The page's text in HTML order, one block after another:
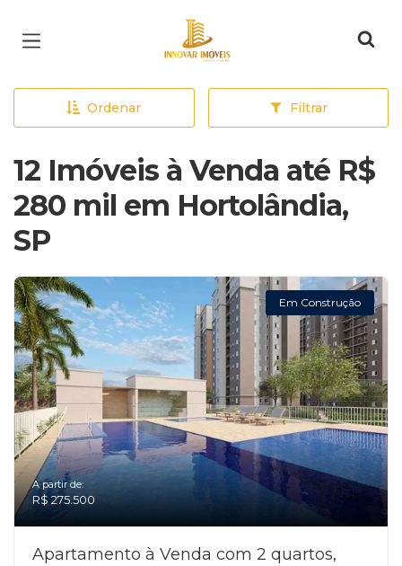
Página inicial
Ordenar Filtrar
12 Imóveis à Venda até R$
280 mil em Hortolândia,
SP
Em Construção
A partir de:
R$ 275.500
Apartamento à Venda com 2 quartos,